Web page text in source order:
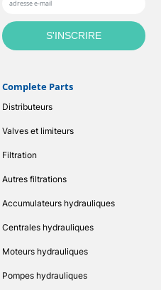
Complete Parts
Distributeurs
Valves et limiteurs
Filtration
Autres filtrations
Accumulateurs hydrauliques
Centrales hydrauliques
Moteurs hydrauliques
Pompes hydrauliques